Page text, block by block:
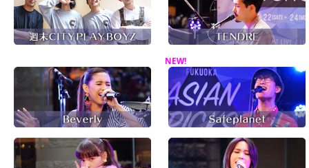
NEW!